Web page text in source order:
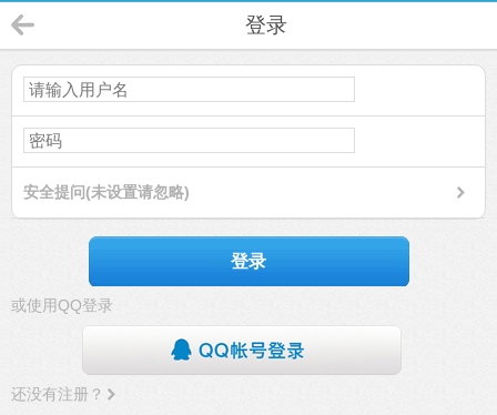
登录
安全提问(未设置请忽略)
登录
或使用QQ登录
还没有注册？